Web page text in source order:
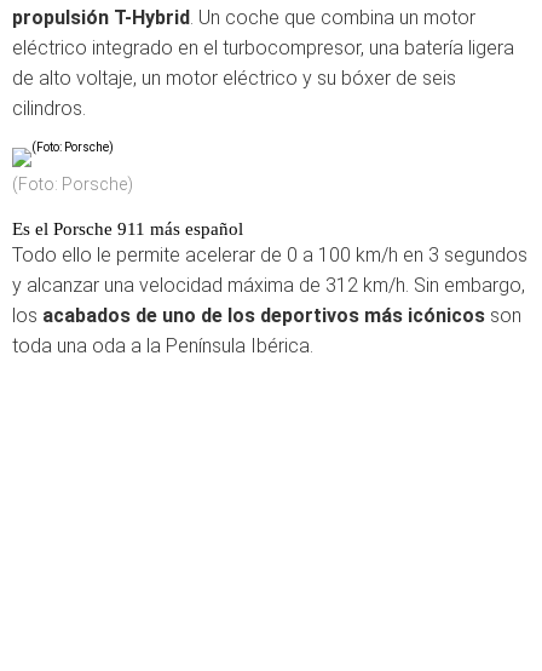
propulsión T-Hybrid. Un coche que combina un motor
eléctrico integrado en el turbocompresor, una batería ligera
de alto voltaje, un motor eléctrico y su bóxer de seis
cilindros.
(Foto: Porsche)
Es el Porsche 911 más español
Todo ello le permite acelerar de 0 a 100 km/h en 3 segundos
y alcanzar una velocidad máxima de 312 km/h. Sin embargo,
los acabados de uno de los deportivos más icónicos son
toda una oda a la Península Ibérica.